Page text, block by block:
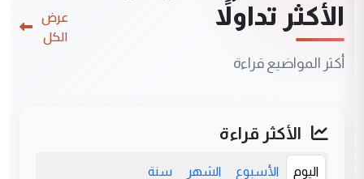
الأكثر تداولاً
أكثر المواضيع قراءة
عرض
الكل
الأكثر قراءة
اليوم الأسبوع الشهر سنة